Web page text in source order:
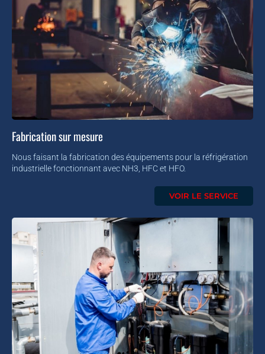
Fabrication sur mesure
Nous faisant la fabrication des équipements pour la réfrigération
industrielle fonctionnant avec NH3, HFC et HFO.
VOIR LE SERVICE